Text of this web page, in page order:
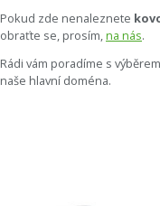
Pokud zde nenaleznete
obraťte se, prosím, na nás.
Rádi vám poradíme s
naše hlavní doména.